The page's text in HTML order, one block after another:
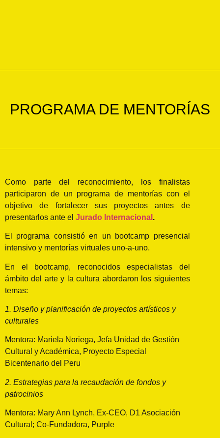
PROGRAMA DE MENTORÍAS
Como parte del reconocimiento, los finalistas
participaron de un programa de mentorías con el
objetivo de fortalecer sus proyectos antes de
presentarlos ante el Jurado Internacional .
El programa consistió en un bootcamp presencial
intensivo y mentorías virtuales uno-a-uno.
En el bootcamp, reconocidos especialistas del
ámbito del arte y la cultura abordaron los siguientes
temas:
1. Diseño y planificación de proyectos artísticos y
culturales
Mentora: Mariela Noriega, Jefa Unidad de Gestión
Cultural y Académica, Proyecto Especial
Bicentenario del Peru
2. Estrategias para la recaudación de fondos y
patrocinios
Mentora: Mary Ann Lynch, Ex-CEO, D1 Asociación
Cultural; Co-Fundadora, Purple